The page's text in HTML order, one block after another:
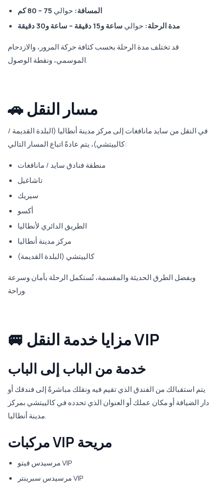
المسافة: حوالي 75 – 80 كم
مدة الرحلة: حوالي ساعة و15 دقيقة – ساعة و30 دقيقة
قد تختلف مدة الرحلة بحسب كثافة حركة المرور، والازدحام
الموسمي، ونقطة الوصول.
🚗 مسار النقل
في النقل من سايد مانافغات إلى مركز مدينة أنطاليا (البلدة القديمة /
كالييتشي)، يتم عادةً اتباع المسار التالي:
منطقة فنادق سايد / مانافغات
تاشاغيل
سيريك
أكسو
الطريق الدائري لأنطاليا
مركز مدينة أنطاليا
كالييتشي (البلدة القديمة)
وبفضل الطرق الحديثة والمقسمة، تُستكمل الرحلة بأمان وسرعة
وراحة.
🚐 مزايا خدمة النقل VIP
خدمة من الباب إلى الباب
يتم استقبالك من الفندق الذي تقيم فيه ونقلك مباشرةً إلى فندقك أو
دار الضيافة أو مكان عملك أو العنوان الذي تحدده في كالييتشي بمركز
مدينة أنطاليا.
مركبات VIP مريحة
مرسيدس فيتو VIP
مرسيدس سبرينتر VIP